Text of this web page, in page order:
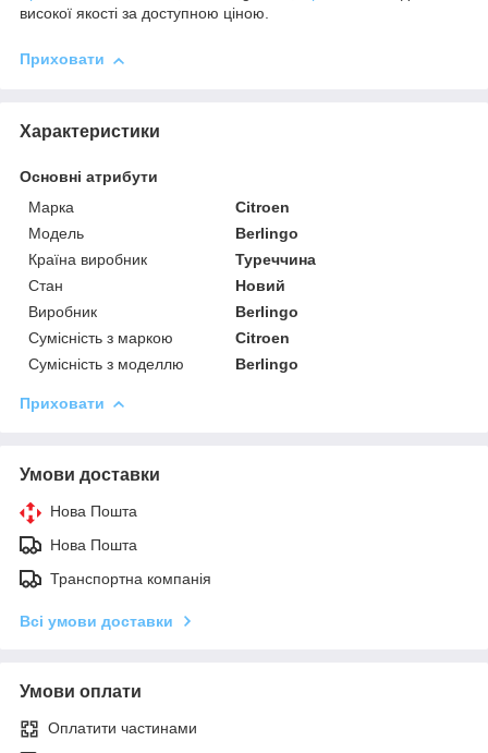
високої якості за доступною ціною.
Приховати
Характеристики
Основні атрибути
Марка
Citroen
Модель
Berlingo
Країна виробник
Туреччина
Стан
Новий
Виробник
Berlingo
Сумісність з маркою
Citroen
Сумісність з моделлю
Berlingo
Приховати
Умови доставки
Нова Пошта
Нова Пошта
Транспортна компанія
Всі умови доставки
Умови оплати
Оплатити частинами